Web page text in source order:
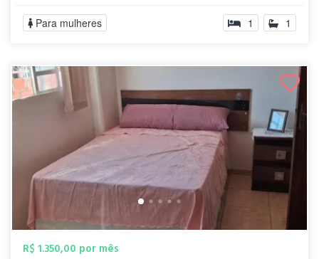
Para mulheres 1 1
R$ 1.350,00 por mês